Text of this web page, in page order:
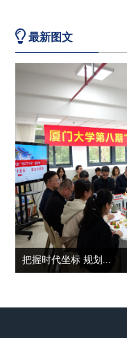
最新图文
把握时代坐标 规划...